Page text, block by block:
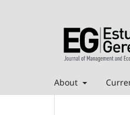
About